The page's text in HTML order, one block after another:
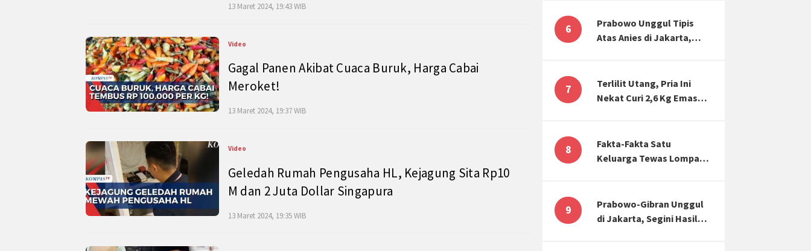
13 Maret 2024, 19:43 WIB
Video
Gagal Panen Akibat Cuaca Buruk, Harga Cabai
Meroket!
13 Maret 2024, 19:37 WIB
Video
Geledah Rumah Pengusaha HL, Kejagung Sita Rp10
M dan 2 Juta Dollar Singapura
13 Maret 2024, 19:35 WIB
Effect
6
Prabowo Unggul Tipis
Atas Anies di Jakarta,
7
Terlilit Utang, Pria Ini
Nekat Curi 2,6 Kg Emas
8
Fakta-Fakta Satu
Keluarga Tewas Lompat
Kening
9
Prabowo-Gibran Unggul
di Jakarta, Segini Hasil